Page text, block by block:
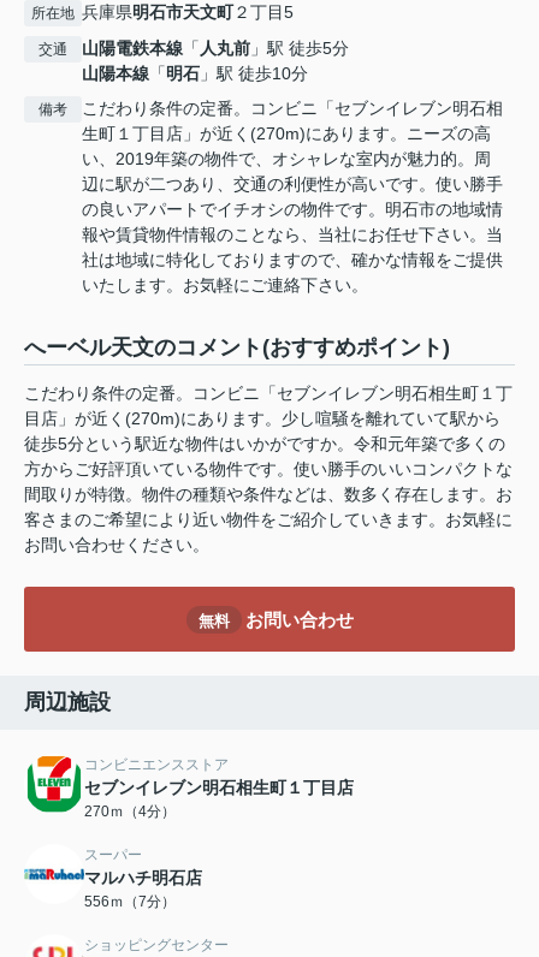
所在地 兵庫県明石市天文町２丁目5
交通 山陽電鉄本線 「 人丸前 」駅 徒歩5分
山陽本線 「明石 」駅 徒歩10分
備考
こだわり条件の定番。コンビニ「セブンイレブン明石相
生町１丁目店」が近く(270m)にあります。ニーズの高
い、2019年築の物件で、オシャレな室内が魅力的。周
辺に駅が二つあり、交通の利便性が高いです。使い勝手
の良いアパートでイチオシの物件です。明石市の地域情
報や賃貸物件情報のことなら、当社にお任せ下さい。当
社は地域に特化しておりますので、確かな情報をご提供
いたします。お気軽にご連絡下さい。
へーベル天文のコメント(おすすめポイント)
こだわり条件の定番。コンビニ「セブンイレブン明石相生町１丁
目店」が近く(270m)にあります。少し喧騒を離れていて駅から
徒歩5分という駅近な物件はいかがですか。令和元年築で多くの
方からご好評頂いている物件です。使い勝手のいいコンパクトな
間取りが特徴。物件の種類や条件などは、数多く存在します。お
客さまのご希望により近い物件をご紹介していきます。お気軽に
お問い合わせください。
無料 お問い合わせ
周辺施設
コンビニエンスストア
セブンイレブン明石相生町１丁目店
270ｍ（4分）
スーパー
マルハチ明石店
556ｍ（7分）
ショッピングセンター